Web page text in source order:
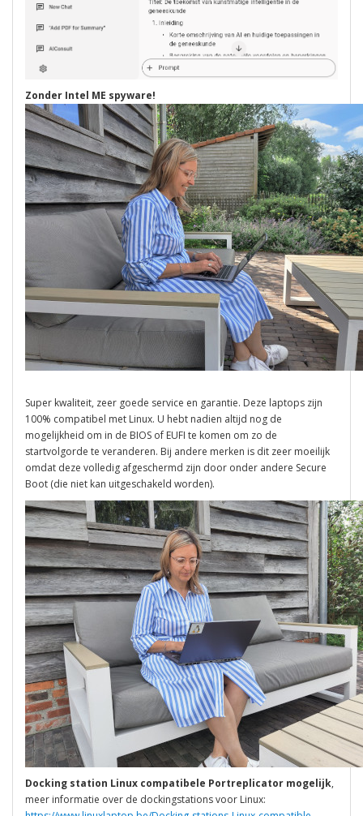
Zonder Intel ME spyware!
Super kwaliteit, zeer goede service en garantie. Deze laptops zijn
100% compatibel met Linux. U hebt nadien altijd nog de
mogelijkheid om in de BIOS of EUFI te komen om zo de
startvolgorde te veranderen. Bij andere merken is dit zeer moeilijk
omdat deze volledig afgeschermd zijn door onder andere Secure
Boot (die niet kan uitgeschakeld worden).
Docking station Linux compatibele Portreplicator mogelijk,
meer informatie over de dockingstations voor Linux: